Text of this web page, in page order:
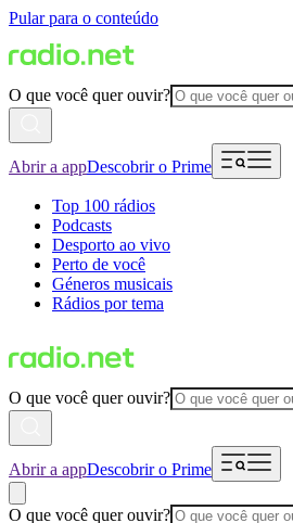
Pular para o conteúdo
O que você quer ouvir?
Abrir a appDescobrir o Prime
Top 100 rádios
Podcasts
Desporto ao vivo
Perto de você
Géneros musicais
Rádios por tema
O que você quer ouvir?
Abrir a appDescobrir o Prime
O que você quer ouvir?